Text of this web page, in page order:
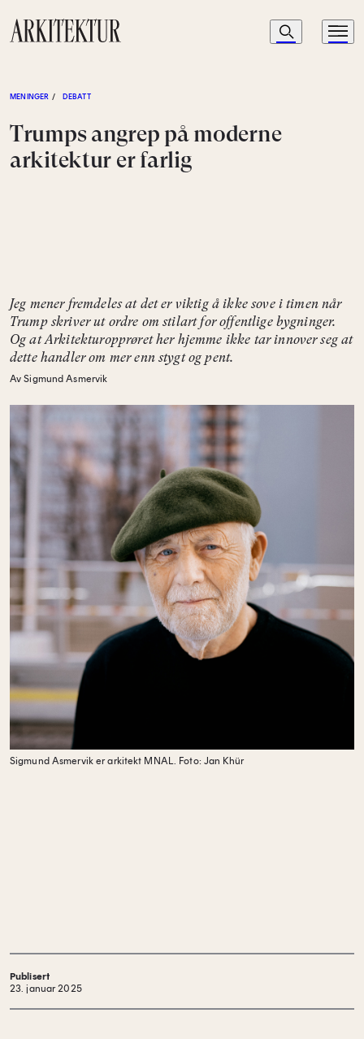
Navigasjon
Søk Meny
MENINGER / DEBATT
Trumps angrep på moderne
arkitektur er farlig
Jeg mener fremdeles at det er viktig å ikke sove i timen når
Trump skriver ut ordre om stilart for offentlige bygninger.
Og at Arkitekturopprøret her hjemme ikke tar innover seg at
dette handler om mer enn stygt og pent.
Av Sigmund Asmervik
Sigmund Asmervik er arkitekt MNAL. Foto: Jan Khür
Publisert
23. januar 2025